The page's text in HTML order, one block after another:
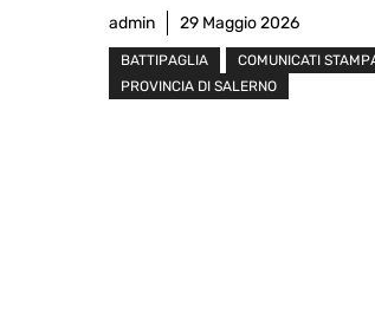
admin 29 Maggio 2026
BATTIPAGLIA COMUNICATI
PROVINCIA DI SALERNO